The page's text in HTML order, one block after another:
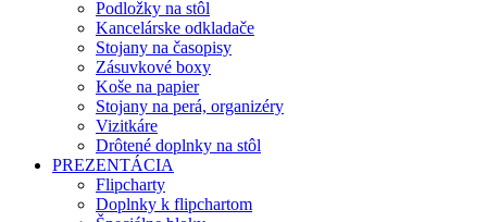
Podložky na stôl
Kancelárske odkladače
Stojany na časopisy
Zásuvkové boxy
Koše na papier
Stojany na perá, organizéry
Vizitkáre
Drôtené doplnky na stôl
PREZENTÁCIA
Flipcharty
Doplnky k flipchartom